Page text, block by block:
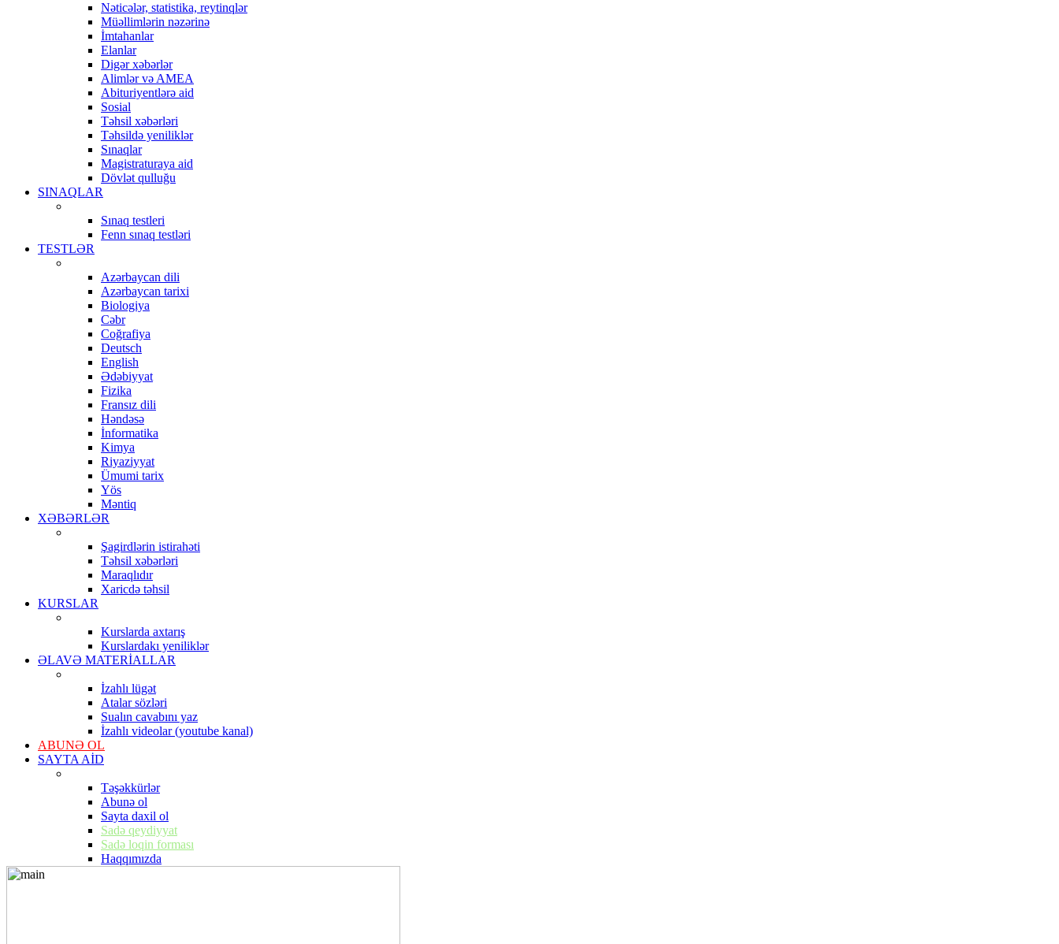
Nəticələr, statistika, reytinqlər
Müəllimlərin nəzərinə
İmtahanlar
Elanlar
Digər xəbərlər
Alimlər və AMEA
Abituriyentlərə aid
Sosial
Təhsil xəbərləri
Təhsildə yeniliklər
Sınaqlar
Magistraturaya aid
Dövlət qulluğu
SINAQLAR
Sınaq testleri
Fenn sınaq testləri
TESTLƏR
Azərbaycan dili
Azərbaycan tarixi
Biologiya
Cəbr
Coğrafiya
Deutsch
English
Ədəbiyyat
Fizika
Fransız dili
Həndəsə
İnformatika
Kimya
Riyaziyyat
Ümumi tarix
Yös
Məntiq
XƏBƏRLƏR
Şagirdlərin istirahəti
Təhsil xəbərləri
Maraqlıdır
Xaricdə təhsil
KURSLAR
Kurslarda axtarış
Kurslardakı yeniliklər
ƏLAVƏ MATERİALLAR
İzahlı lügət
Atalar sözləri
Sualın cavabını yaz
İzahlı videolar (youtube kanal)
ABUNƏ OL
SAYTA AİD
Təşəkkürlər
Abunə ol
Sayta daxil ol
Sadə qeydiyyat
Sadə loqin forması
Haqqımızda